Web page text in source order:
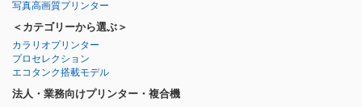
写真高画質プリンター
＜カテゴリーから選ぶ＞
カラリオプリンター
プロセレクション
エコタンク搭載モデル
法人・業務向けプリンター・複合機